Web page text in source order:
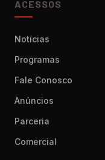
ACESSOS
Notícias
Programas
Fale Conosco
Anúncios
Parceria
Comercial